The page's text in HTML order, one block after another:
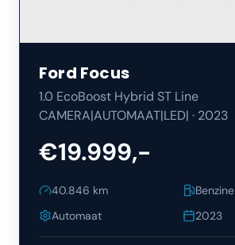
Ford Focus
1.0 EcoBoost Hybrid ST Line
CAMERA|AUTOMAAT|LED| · 2023
€19.999,-
40.846 km
Benzine
Automaat
2023